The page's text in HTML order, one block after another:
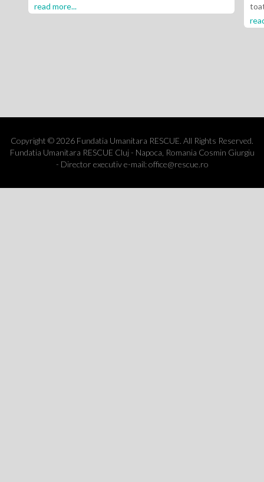
read more...
Copyright © 2026 Fundatia Umanitara RESCUE. All Rights Reserved.
Fundatia Umanitara RESCUE Cluj - Napoca, Romania Cosmin Giurgiu
- Director executiv e-mail: office@rescue.ro